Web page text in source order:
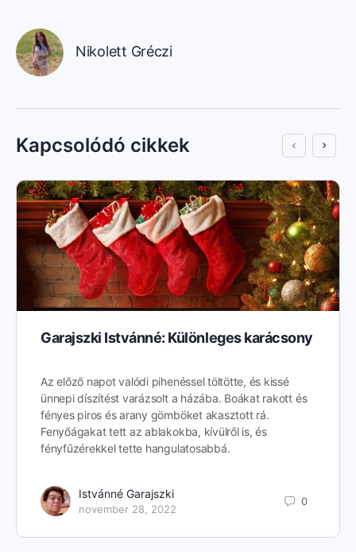
Nikolett Gréczi
Kapcsolódó cikkek
Garajszki Istvánné: Különleges karácsony
Az előző napot valódi pihenéssel töltötte, és kissé
ünnepi díszítést varázsolt a házába. Boákat rakott és
fényes piros és arany gömböket akasztott rá.
Fenyőágakat tett az ablakokba, kívülről is, és
fényfűzérekkel tette hangulatosabbá.
Istvánné Garajszki
november 28, 2022
0